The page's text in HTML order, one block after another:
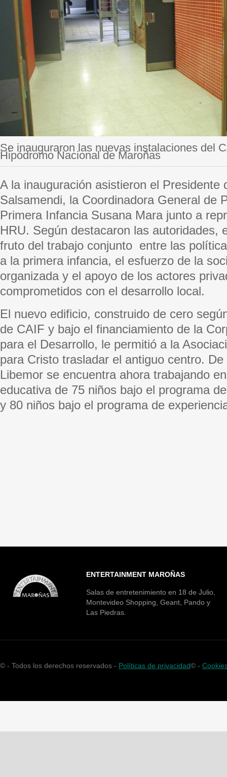
Se inauguraron las nuevas instalaciones del
Hipódromo Nacional de Maroñas
A la inauguración asistieron el Presidente
Salsamendi, la Coordinadora General de
Primera Infancia Susana Mara junto a
HRU. Según destacaron las autoridades,
fruto del trabajo conjunto entre las
a la primera infancia, el esfuerzo de la
organizada y el apoyo de los actores
comprometidos con el desarrollo local.
El nuevo edificio, construido de cero
de CAIF y bajo el financiamiento de la
para el Desarrollo, le permitió a la
para Cristo trasladar el antiguo centro.
Libemor se encuentra ahora trabajando
educativa de 75 niños bajo el programa
y 80 niños bajo el programa de
ENTERTAINMENT MAROÑAS
Salas de entretenimiento en 18 de Julio,
Montevideo Shopping, Geant, Pando y
Las Piedras.
© - Todos los derechos reservados - Políticas de privacidad© -